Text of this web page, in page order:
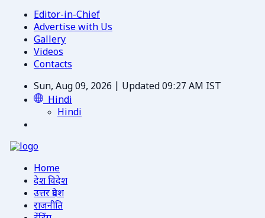
Editor-in-Chief
Advertise with Us
Gallery
Videos
Contacts
Sun, Aug 09, 2026 | Updated 09:27 AM IST
Hindi
Hindi
Home
देश विदेश
उत्तर प्रदेश
राजनीति